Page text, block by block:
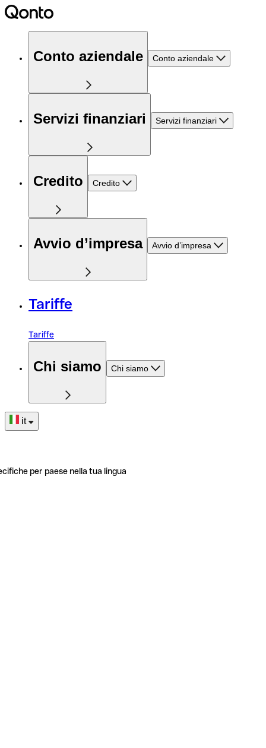
Conto aziendale Conto aziendale
Servizi finanziari Servizi finanziari
Credito Credito
Avvio d’impresa Avvio d’impresa
Tariffe
Tariffe
Chi siamo Chi siamo
it
per paese nella tua lingua